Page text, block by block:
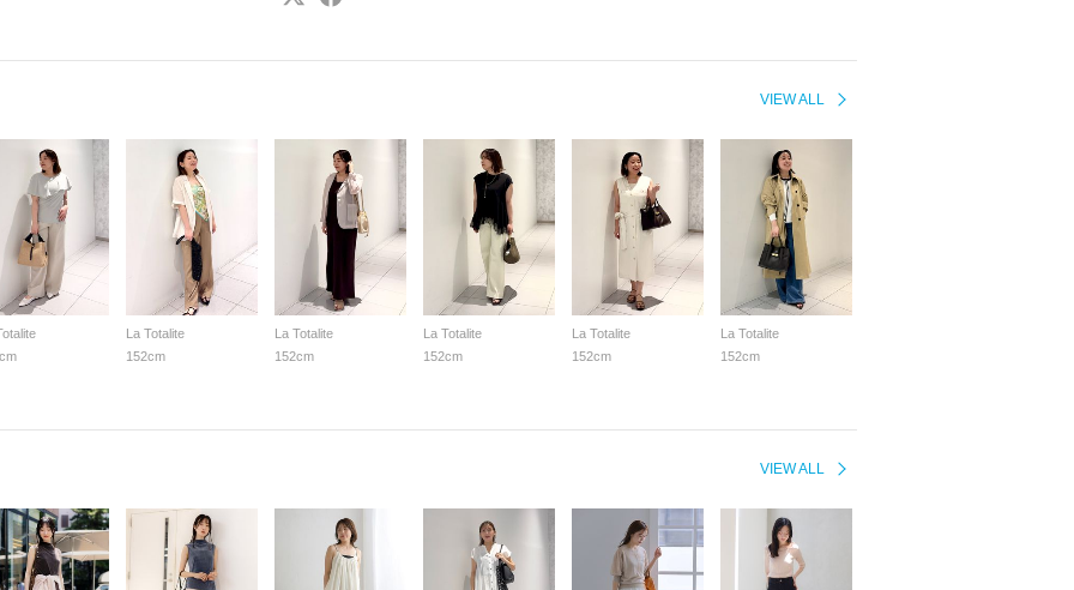
VIEW ALL
La Totalite
152cm
La Totalite
152cm
La Totalite
152cm
La Totalite
152cm
La Totalite
152cm
VIEW ALL